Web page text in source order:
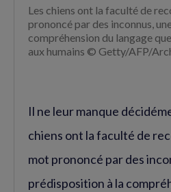
Les chiens ont la faculté de
prononcé par des inconnus,
compréhension du langage
aux humains © Getty/AFP/
Il ne leur manque
chiens ont la faculté de
mot prononcé par des
prédisposition à la